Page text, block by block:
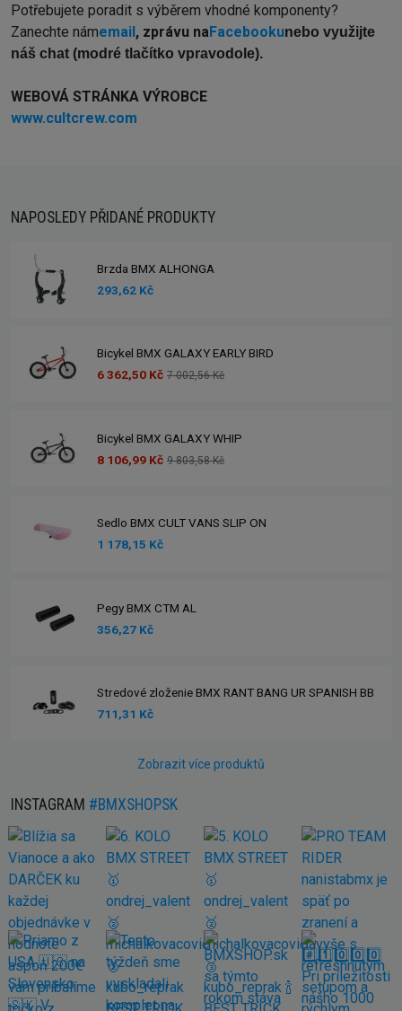
Potřebujete poradit s výběrem vhodné komponenty?
Zanechte námemail, zprávu naFacebookunebo využijte
náš chat (modré tlačítko vpravodole).
WEBOVÁ STRÁNKA VÝROBCE
www.cultcrew.com
NAPOSLEDY PŘIDANÉ PRODUKTY
Brzda BMX ALHONGA
293,62 Kč
Bicykel BMX GALAXY EARLY BIRD
6 362,50 Kč 7 002,56 Kč
Bicykel BMX GALAXY WHIP
8 106,99 Kč 9 803,58 Kč
Sedlo BMX CULT VANS SLIP ON
1 178,15 Kč
Pegy BMX CTM AL
356,27 Kč
Stredové zloženie BMX RANT BANG UR SPANISH BB
711,31 Kč
Zobrazit více produktů
INSTAGRAM #BMXSHOPSK